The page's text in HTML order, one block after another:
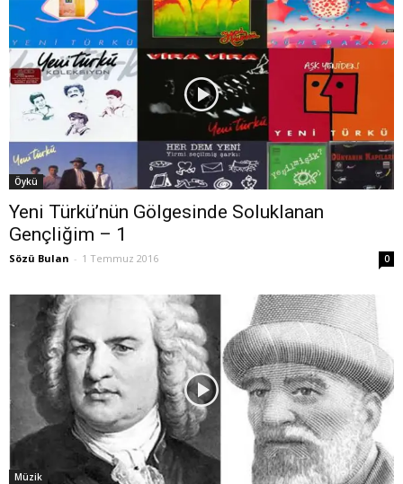
Öykü
Yeni Türkü’nün Gölgesinde Soluklanan
Gençliğim – 1
Sözü Bulan - 1 Temmuz 2016 0
Müzik